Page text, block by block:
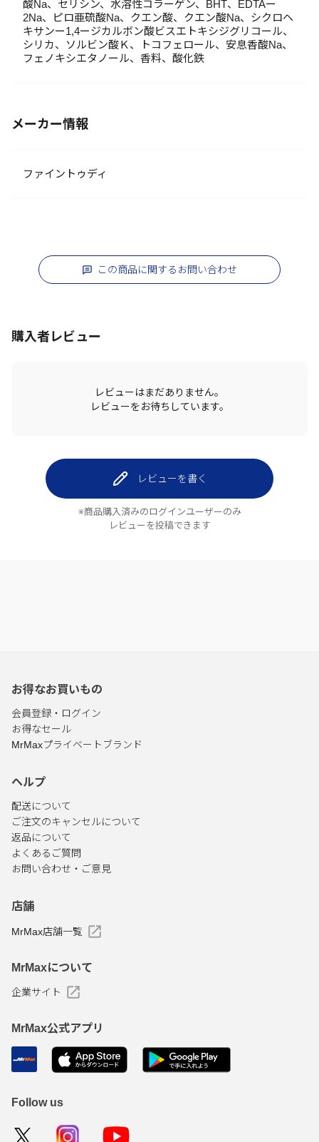
酸Na、セリシン、水溶性コラーゲン、BHT、EDTAー
2Na、ピロ亜硫酸Na、クエン酸、クエン酸Na、シクロヘ
キサンー1,4ージカルボン酸ビスエトキシジグリコール、
シリカ、ソルビン酸Ｋ、トコフェロール、安息香酸Na、
フェノキシエタノール、香料、酸化鉄
メーカー情報
ファイントゥディ
この商品に関するお問い合わせ
購入者レビュー
レビューはまだありません。
レビューをお待ちしています。
レビューを書く
※商品購入済みのログインユーザーのみ
レビューを投稿できます
お得なお買いもの
会員登録・ログイン
お得なセール
MrMaxプライベートブランド
ヘルプ
配送について
ご注文のキャンセルについて
返品について
よくあるご質問
お問い合わせ・ご意見
店舗
MrMax店舗一覧
MrMaxについて
企業サイト
MrMax公式アプリ
Follow us